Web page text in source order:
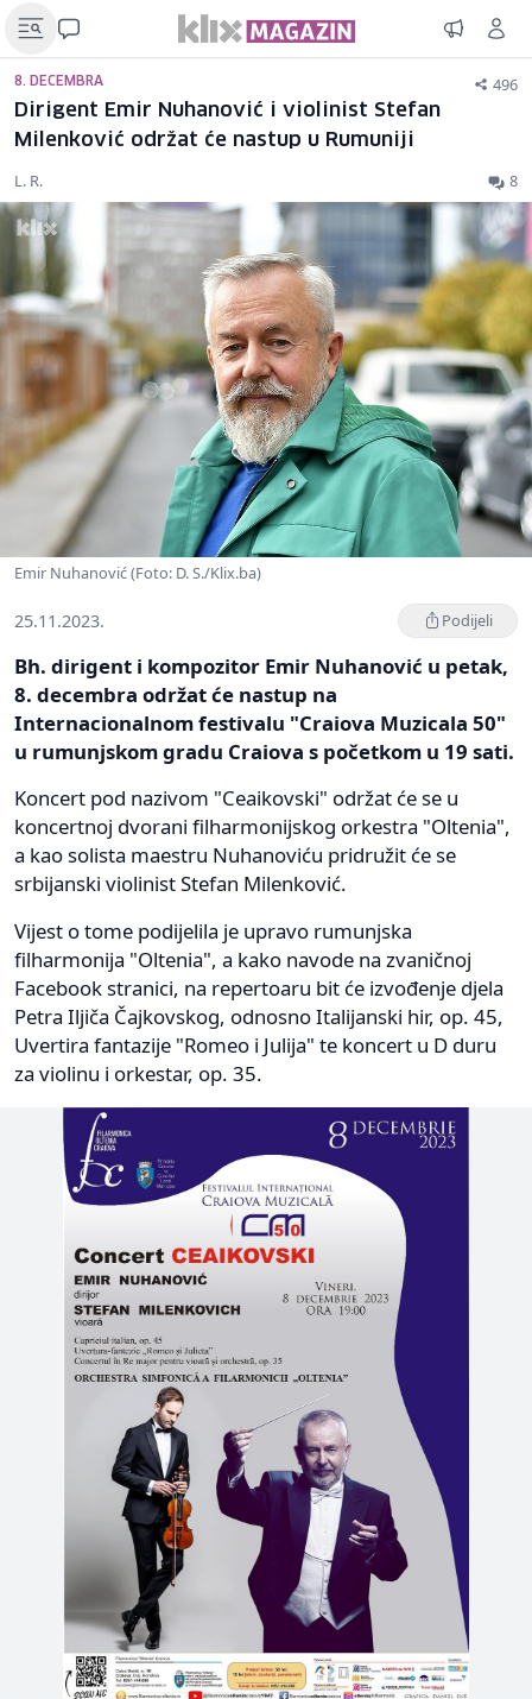
8. DECEMBRA 496
Dirigent Emir Nuhanović i violinist Stefan
Milenković održat će nastup u Rumuniji
L. R. 8
Emir Nuhanović (Foto: D. S./Klix.ba)
25.11.2023. Podijeli
Bh. dirigent i kompozitor Emir Nuhanović u petak,
8. decembra održat će nastup na
Internacionalnom festivalu "Craiova Muzicala 50"
u rumunjskom gradu Craiova s početkom u 19 sati.
Koncert pod nazivom "Ceaikovski" održat će se u
koncertnoj dvorani filharmonijskog orkestra "Oltenia",
a kao solista maestru Nuhanoviću pridružit će se
srbijanski violinist Stefan Milenković.
Vijest o tome podijelila je upravo rumunjska
filharmonija "Oltenia", a kako navode na zvaničnoj
Facebook stranici, na repertoaru bit će izvođenje djela
Petra Iljiča Čajkovskog, odnosno Italijanski hir, op. 45,
Uvertira fantazije "Romeo i Julija" te koncert u D duru
za violinu i orkestar, op. 35.